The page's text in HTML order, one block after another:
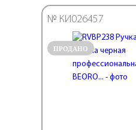
ПРОДАНО
№ КИ026457